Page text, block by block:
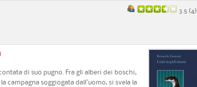
3.5 (4)
di suo pugno. Fra gli alberi dei boschi,
campagna soggiogata dall'uomo, si svela la